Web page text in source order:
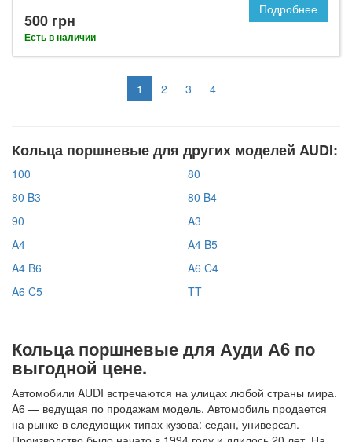
500 грн
Есть в наличии
Подробнее
1 2 3 4
Кольца поршневые для других моделей AUDI:
100
80
80 B3
80 B4
90
A3
A4
A4 B5
A4 B6
A6 C4
A6 C5
TT
Кольца поршневые для Ауди А6 по
выгодной цене.
Автомобили AUDI встречаются на улицах любой страны мира.
A6 — ведущая по продажам модель. Автомобиль продается
на рынке в следующих типах кузова: седан, универсал.